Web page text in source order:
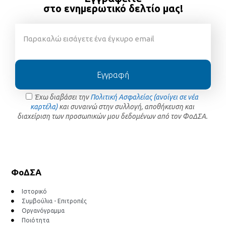
στο ενημερωτικό δελτίο μας!
Έχω διαβάσει τηνΠολιτική Ασφαλείας (ανοίγει σε νέα
καρτέλα)και συναινώ στην συλλογή, αποθήκευση και
διαχείριση των προσωπικών μου δεδομένων από τον ΦοΔΣΑ.
Εγγραφή
ΦοΔΣΑ
Ιστορικό
Συμβούλια - Επιτροπές
Οργανόγραμμα
Ποιότητα